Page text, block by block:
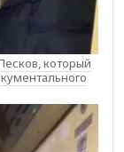
который